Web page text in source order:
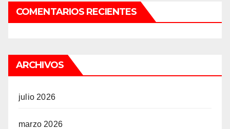
COMENTARIOS RECIENTES
ARCHIVOS
julio 2026
marzo 2026